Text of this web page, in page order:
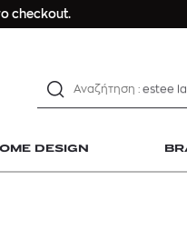
checkout.
DESIGN
estee